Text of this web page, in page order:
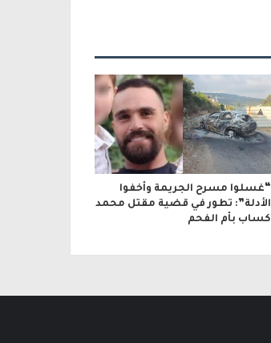
“غسلوا مسرح الجريمة وأخفوا
الأدلة”: تطور في قضية مقتل محمد
كساب بأم الفحم